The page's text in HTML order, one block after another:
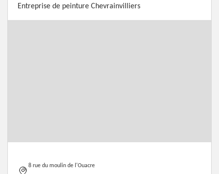
Entreprise de peinture Chevrainvilliers
8 rue du moulin de l'Ouacre